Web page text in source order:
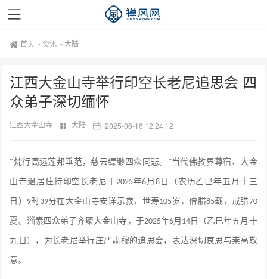
首页 - 资讯 -大陆
江西大金山寺举行印空长老尼追思会 四
众弟子深切缅怀
江西大金山寺 大陆 2025-06-16 12:24:12
“梵行高远莲邦垂范，慈云缥缈四众同悲。”当代佛教界尊宿、大金
山寺退居住持印空长老尼于2025年6 月8 日（农历乙巳年五月十三
日） 9时39分在大金山寺安详示寂，世寿105岁，僧腊85载，戒腊70
夏。淄素四众弟子齐聚大金山寺，于2025年6月 14日（乙巳年五月十
九日），为长老尼举行庄严肃穆的追思会，表达深切哀思与崇高敬
意。